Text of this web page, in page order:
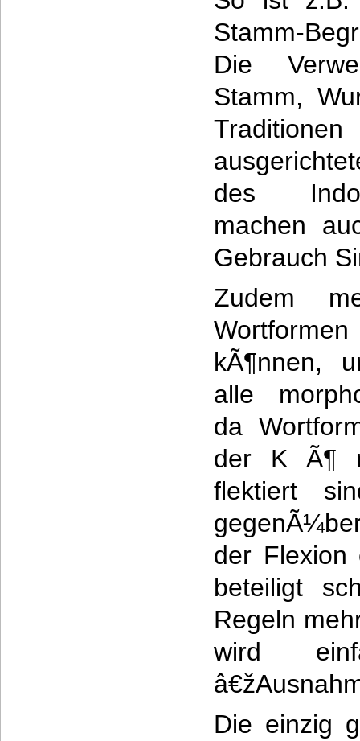
Stamm-
Die
Stamm,
des
machen
Gebrauch
Zudem
kÃ¶nnen,
alle
da
der K Ã¶
flektiert
der Flexion
beteiligt
Regeln
wird
Die einzig